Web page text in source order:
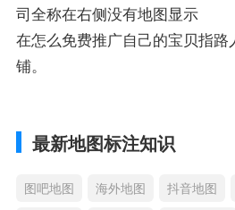
司全称在右侧没有地图显示
在怎么免费推广自己的宝贝指
铺。
最新地图标注知识
图吧地图 海外地图 抖音地图